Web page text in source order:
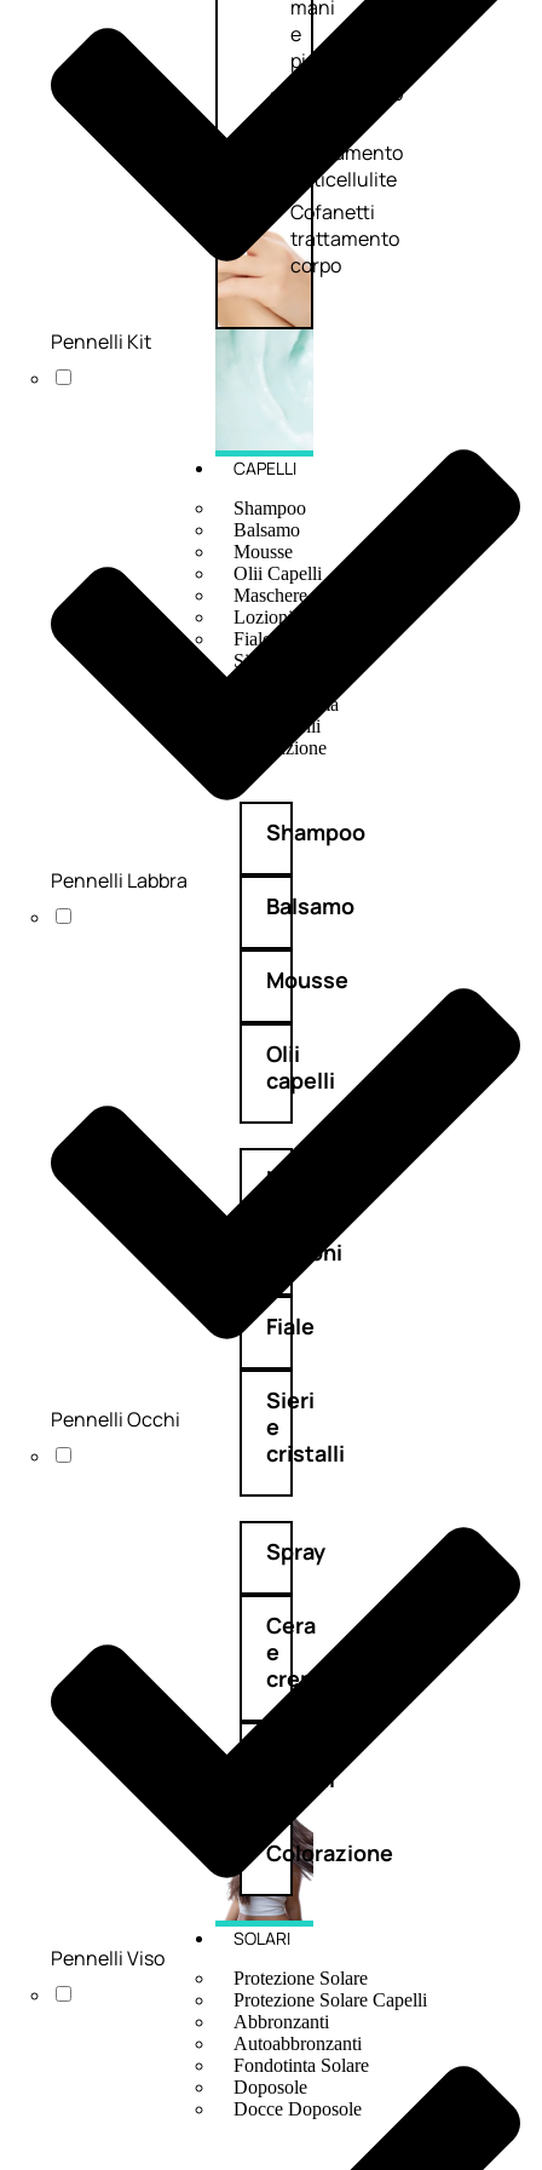
mani
e
piedi
Trattamento
Trattamento
anticellulite
Cofanetti
trattamento
corpo
CAPELLI
Shampoo
Balsamo
Mousse
Olii Capelli
Maschere
Lozioni
Fiale
Sieri e Cristalli
Cera e Crema
Gel Capelli
Colorazione
Shampoo
Balsamo
Mousse
Olii
capelli
Maschere
Lozioni
Fiale
Sieri
e
cristalli
Spray
Cera
e
crema
capelli
Colorazione
SOLARI
Protezione Solare
Protezione Solare Capelli
Abbronzanti
Autoabbronzanti
Fondotinta Solare
Doposole
Docce Doposole
Pennelli Kit
Pennelli Labbra
Pennelli Occhi
Pennelli Viso